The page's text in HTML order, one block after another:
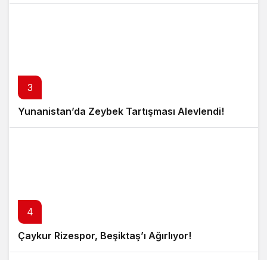
3
Yunanistan’da Zeybek Tartışması Alevlendi!
4
Çaykur Rizespor, Beşiktaş’ı Ağırlıyor!